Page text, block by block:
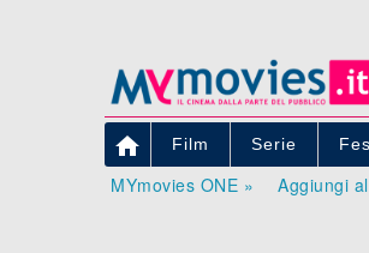
 Film Serie
MYmovies ONE » Aggiungi